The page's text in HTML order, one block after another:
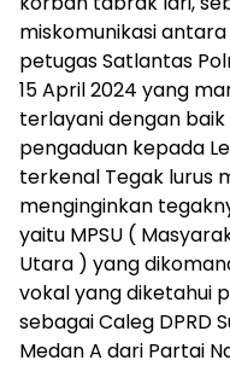
miskomunikasi
petugas Satlantas
15 April 2024 yang
terlayani dengan
pengaduan kepada
terkenal Tegak lurus
menginginkan
yaitu MPSU (
Utara ) yang
vokal yang diketahui
sebagai Caleg DPRD
Medan A dari Partai